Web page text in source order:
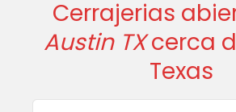
Cerrajerias
Austin TXcerca
Texas